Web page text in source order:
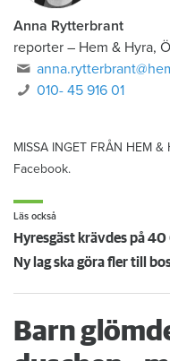
Anna Rytterbrant
reporter – Hem & Hyra,
010- 45 916 01
MISSA INGET FRÅN HEM &
Facebook.
Läs också
Barn